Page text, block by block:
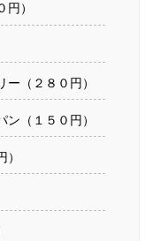
）
（２８０円）
（１５０円）